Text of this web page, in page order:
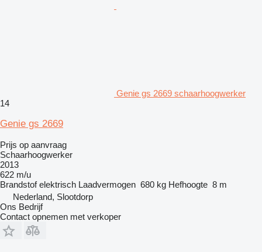
Genie gs 2669 schaarhoogwerker
14
Genie gs 2669
Prijs op aanvraag
Schaarhoogwerker
2013
622 m/u
Brandstof elektrisch Laadvermogen 680 kg Hefhoogte 8 m
Nederland, Slootdorp
Ons Bedrijf
Contact opnemen met verkoper